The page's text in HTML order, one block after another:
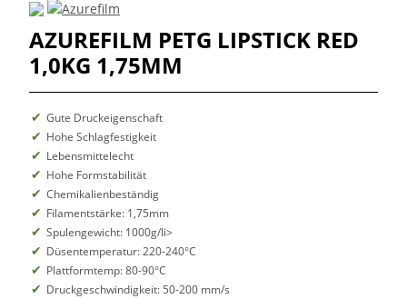
AZUREFILM PETG LIPSTICK RED
1,0KG 1,75MM
Gute Druckeigenschaft
Hohe Schlagfestigkeit
Lebensmittelecht
Hohe Formstabilität
Chemikalienbeständig
Filamentstärke: 1,75mm
Spulengewicht: 1000g/li>
Düsentemperatur: 220-240°C
Plattformtemp: 80-90°C
Druckgeschwindigkeit: 50-200 mm/s